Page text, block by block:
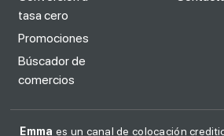
tasa cero
Promociones
Búscador de
comercios
Emma es un canal de colocación